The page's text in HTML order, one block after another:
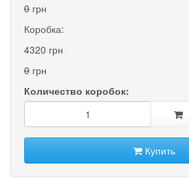
0 грн
Коробка:
4320 грн
0 грн
Количество коробок:
Купить